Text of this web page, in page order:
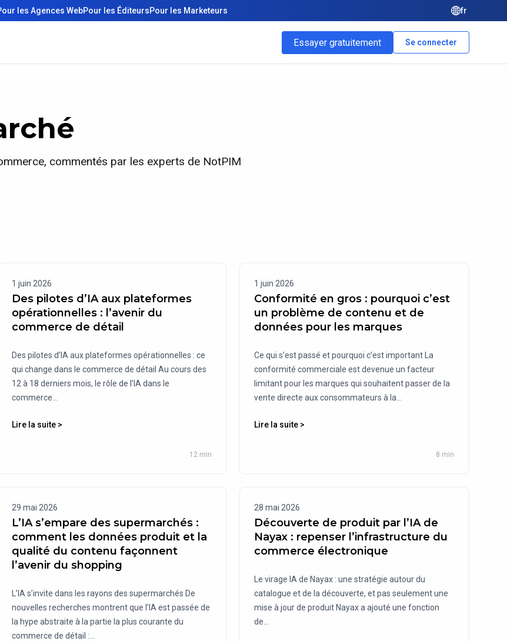
les Agences WebPour les ÉditeursPour les Marketeurs fr
Essayer gratuitement Se connecter
commentés par les experts de NotPIM
1 juin 2026
Des pilotes d’IA aux plateformes
opérationnelles : l’avenir du
commerce de détail
Des pilotes d’IA aux plateformes opérationnelles : ce
qui change dans le commerce de détail Au cours des
12 à 18 derniers mois, le rôle de l’IA dans le
commerce...
Lire la suite >
12 min
1 juin 2026
Conformité en gros : pourquoi c’est
un problème de contenu et de
données pour les marques
Ce qui s’est passé et pourquoi c’est important La
conformité commerciale est devenue un facteur
limitant pour les marques qui souhaitent passer de la
vente directe aux consommateurs à la...
Lire la suite >
8 min
29 mai 2026
L’IA s’empare des supermarchés :
comment les données produit et la
qualité du contenu façonnent
l’avenir du shopping
L’IA s’invite dans les rayons des supermarchés De
nouvelles recherches montrent que l’IA est passée de
la hype abstraite à la partie la plus courante du
commerce de détail :...
28 mai 2026
Découverte de produit par l’IA de
Nayax : repenser l’infrastructure du
commerce électronique
Le virage IA de Nayax : une stratégie autour du
catalogue et de la découverte, et pas seulement une
mise à jour de produit Nayax a ajouté une fonction
de...